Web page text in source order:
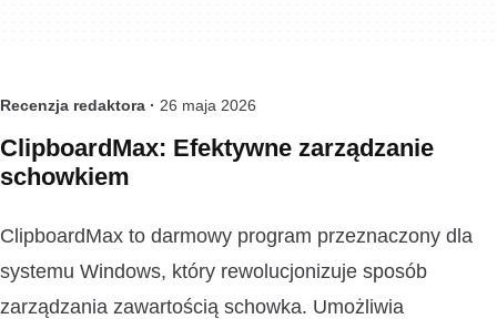
Recenzja redaktora · 26 maja 2026
ClipboardMax: Efektywne zarządzanie
schowkiem
ClipboardMax to darmowy program przeznaczony dla
systemu Windows, który rewolucjonizuje sposób
zarządzania zawartością schowka. Umożliwia